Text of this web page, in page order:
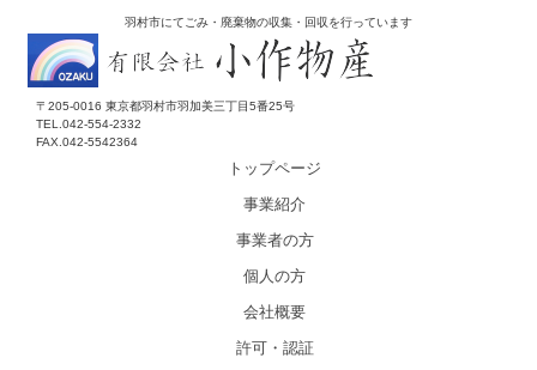
羽村市にてごみ・廃棄物の収集・回収を行っています
〒205-0016 東京都羽村市羽加美三丁目5番25号
TEL.042-554-2332
FAX.042-5542364
トップページ
事業紹介
事業者の方
個人の方
会社概要
許可・認証